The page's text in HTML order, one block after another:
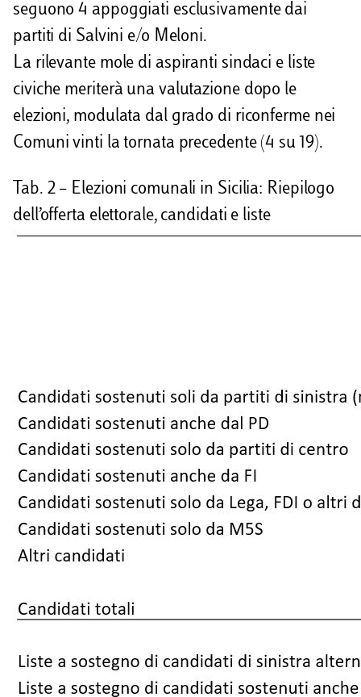
seguono 4 appoggiati esclusivamente dai
partiti di Salvini e/o Meloni.
La rilevante mole di aspiranti sindaci e liste
civiche meriterà una valutazione dopo le
elezioni, modulata dal grado di riconferme nei
Comuni vinti la tornata precedente (4 su 19).
Tab. 2 – Elezioni comunali in Sicilia: Riepilogo
dell’offerta elettorale, candidati e liste